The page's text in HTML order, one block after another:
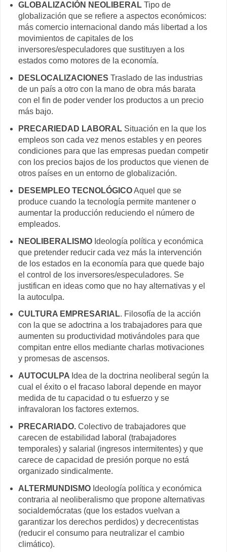
GLOBALIZACIÓN NEOLIBERALTipo de
globalización que se refiere a aspectos económicos:
más comercio internacional dando más libertad a los
movimientos de capitales de los
inversores/especuladores que sustituyen a los
estados como motores de la economía.
DESLOCALIZACIONES Traslado de las industrias
de un país a otro con la mano de obra más barata
con el fin de poder vender los productos a un precio
más bajo.
PRECARIEDAD LABORALSituación en la que los
empleos son cada vez menos estables y en peores
condiciones para que las empresas puedan competir
con los precios bajos de los productos que vienen de
otros países en un entorno de globalización.
DESEMPLEO TECNOLÓGICOAquel que se
produce cuando la tecnología permite mantener o
aumentar la producción reduciendo el número de
empleados.
NEOLIBERALISMO Ideología política y económica
que pretender reducir cada vez más la intervención
de los estados en la economía para que quede bajo
el control de los inversores/especuladores. Se
justifican en ideas como que no hay alternativas y el
la autoculpa.
CULTURA EMPRESARIAL. Filosofía de la acción
con la que se adoctrina a los trabajadores para que
aumenten su productividad motivándoles para que
compitan entre ellos mediante charlas motivaciones
y promesas de ascensos.
AUTOCULPA Idea de la doctrina neoliberal según la
cual el éxito o el fracaso laboral depende en mayor
medida de tu capacidad o tu esfuerzo y se
infravaloran los factores externos.
PRECARIADO. Colectivo de trabajadores que
carecen de estabilidad laboral (trabajadores
temporales) y salarial (ingresos intermitentes) y que
carece de capacidad de presión porque no está
organizado sindicalmente.
ALTERMUNDISMO Ideología política y económica
contraria al neoliberalismo que propone alternativas
socialdemócratas (que los estados vuelvan a
garantizar los derechos perdidos) y decrecentistas
(reducir el consumo para neutralizar el cambio
climático).